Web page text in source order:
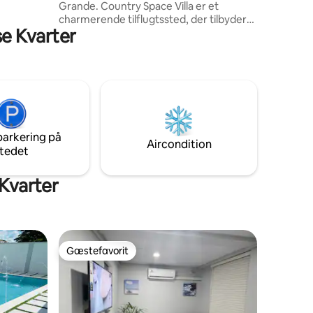
Grande. Country Space Villa er et
charmerende tilflugtssted, der tilbyder
en fredelig, rustik atmosfære med
moderne bekvemmeligheder. Den ligger
kombinerer varmen fra livet på landet
med nem adgang til nærliggende
attraktioner, hvilket skaber en perfekt
ferie til afslapning og udforskning.
Kvarter
på
Aircondition
Gæstefavorit
Gæstefavorit